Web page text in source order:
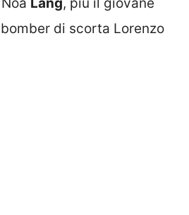
di scorta Lorenzo